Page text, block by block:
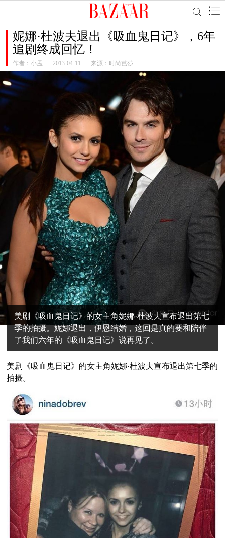
妮娜·杜波夫退出《吸血鬼日记》，6年
追剧终成回忆！
作者： 小孟 2013-04-11 来源：时尚芭莎
美剧《吸血鬼日记》的女主角妮娜·杜波夫宣布退出第七
季的拍摄。妮娜退出，伊恩结婚，这回是真的要和陪伴
了我们六年的《吸血鬼日记》说再见了。
美剧《吸血鬼日记》的女主角妮娜·杜波夫宣布退出第七季的
拍摄。